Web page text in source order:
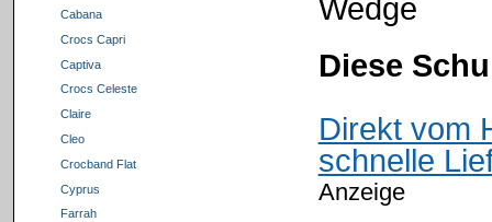
Cabana
Crocs Capri
Captiva
Crocs Celeste
Claire
Cleo
Crocband Flat
Cyprus
Farrah
Diese
Direkt vom
schnelle
Anzeige